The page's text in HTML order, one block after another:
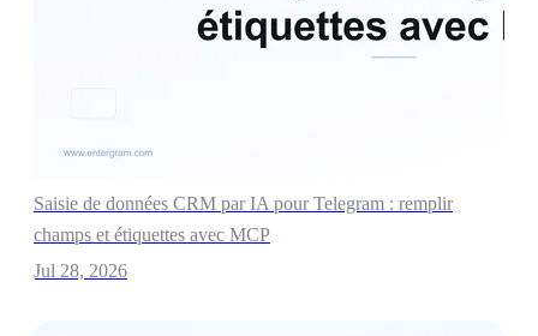
Saisie de données CRM par IA pour Telegram : remplir
champs et étiquettes avec MCP
Jul 28, 2026